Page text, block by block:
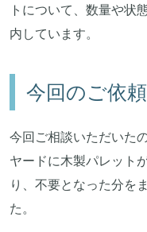
トについて、数量や状
内しています。
今回のご依
今回ご相談いただいた
ヤードに木製パレット
り、不要となった分を
た。